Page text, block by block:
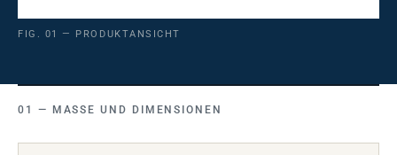
FIG. 01 — PRODUKTANSICHT
MASSE UND DIMENSIONEN